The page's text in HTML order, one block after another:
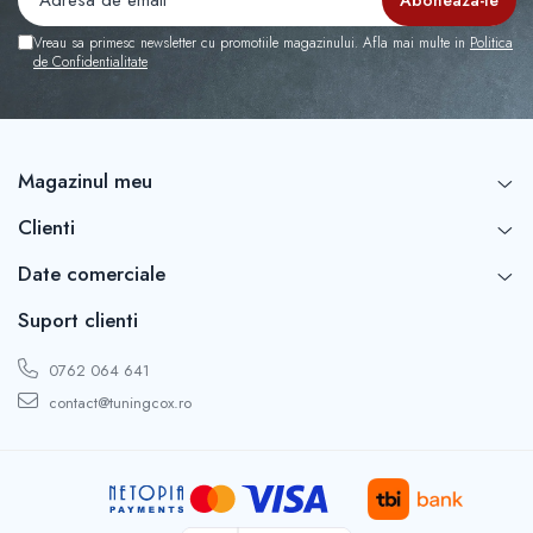
Capace r16 Toyota
Capace r16 Volvo
Capace r16 VW
Vreau sa primesc newsletter cu promotiile magazinului. Afla mai multe in Politica
de Confidentialitate
Magazinul meu
Clienti
Date comerciale
Suport clienti
0762 064 641
contact@tuningcox.ro